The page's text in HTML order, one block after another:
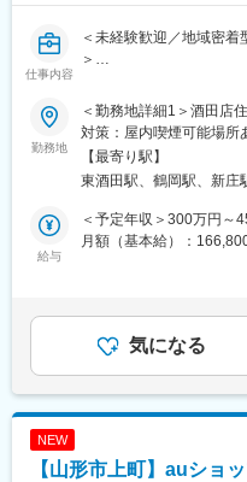
■キャリアビジョン：
整備職として入社後、長
す。
■当社の特徴：
・民間車検場、特定自主
業以来順調に業績を伸ば
しており、建設機械メ
ービスの代理店となって
・近年、特に若手人材
30代が3名在籍しており
を目指すため、更に積
お盆は連続休暇が可能で
仕事内容
＜未経験歓迎／地域密
＞
三菱自動車製の新車・
売、自動車保険代理業を
務いただきます。
▼具体的には下記業務を
・既存顧客への対応：
提案を行います。来店い
新車・中古車や保険商品
・自動車の査定や買取り
＜働き方詳細＞
・地域密着型の営業スタ
勤務地
＜勤務地詳細1＞酒田店
対策：屋内喫煙可能場所
鶴岡市美咲町1-2 受動喫
詳細3＞新庄店住所：山
【最寄り駅】
東酒田駅、鶴岡駅、新庄
給与
＜予定年収＞300万円～
月額（基本給）：
制度・通常基本給は年
紹介などを通じ販売実
給賃金はあくまでも目
能性があります。月給(
気になる
NEW
【山形市上町】auショ